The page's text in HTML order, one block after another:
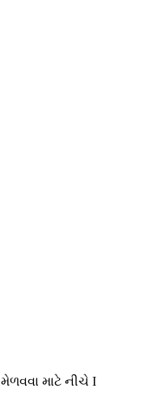
માટે નીચે I